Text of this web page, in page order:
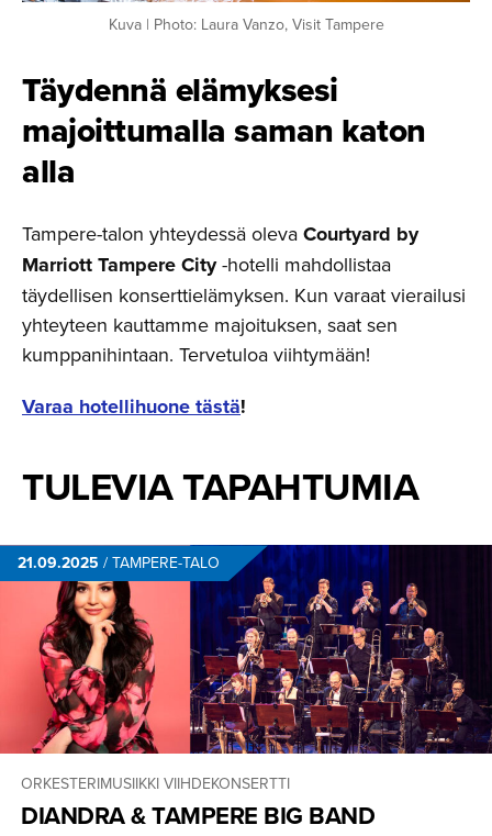
Kuva | Photo: Laura Vanzo, Visit Tampere
Täydennä elämyksesi
majoittu­malla saman katon
alla
Tampere-talon yhteydessä oleva Courtyard by
Marriott Tampere City-hotelli mahdollistaa
täydellisen konserttielämyksen. Kun varaat vierailusi
yhteyteen kauttamme majoituksen, saat sen
kumppanihintaan. Tervetuloa viihtymään!
Varaa hotellihuone tästä!
TULEVIA TAPAHTUMIA
21.09.2025 / TAMPERE-TALO
ORKESTERIMUSIIKKI VIIHDEKONSERTTI
DIANDRA & TAMPERE BIG BAND